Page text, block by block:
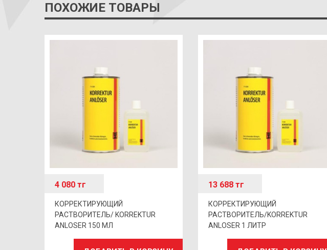
ПОХОЖИЕ ТОВАРЫ
4 080 тг
КОРРЕКТИРУЮЩИЙ
РАСТВОРИТЕЛЬ/ KORREKTUR
ANLOSER 150 МЛ
13 688 тг
КОРРЕКТИРУЮЩИЙ
РАСТВОРИТЕЛЬ/KORREKTUR
ANLOSER 1 ЛИТР